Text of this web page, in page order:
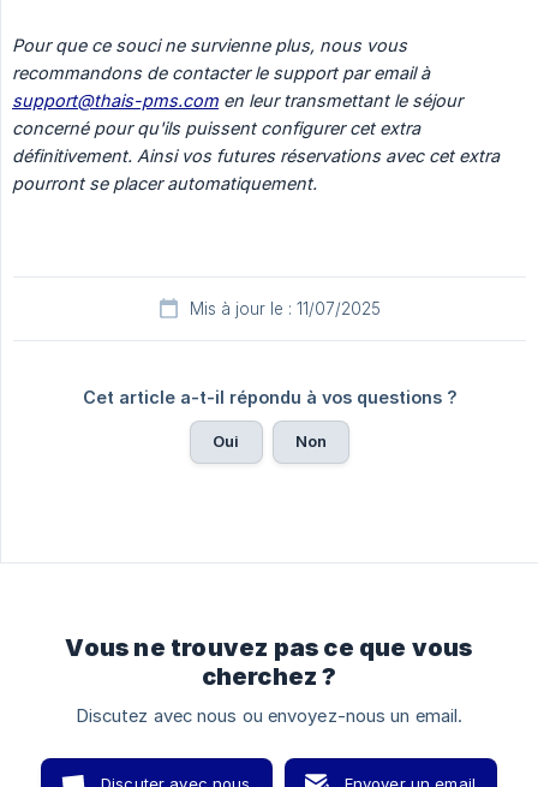
Pour que ce souci ne survienne plus, nous vous
recommandons de contacter le support par email à
support@thais-pms.com en leur transmettant le séjour
concerné pour qu'ils puissent configurer cet extra
définitivement. Ainsi vos futures réservations avec cet extra
pourront se placer automatiquement.
Mis à jour le : 11/07/2025
Cet article a-t-il répondu à vos questions ?
Oui Non
Vous ne trouvez pas ce que vous
cherchez ?
Discutez avec nous ou envoyez-nous un email.